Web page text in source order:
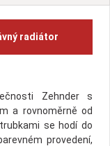
radiátor
Zehnder s
a rovnoměrně od
se hodí do
provedení,